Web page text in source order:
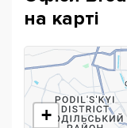
на карті
+